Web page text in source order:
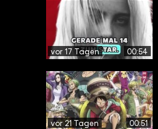
vor 17 Tagen 00:54
vor 21 Tagen 00:51